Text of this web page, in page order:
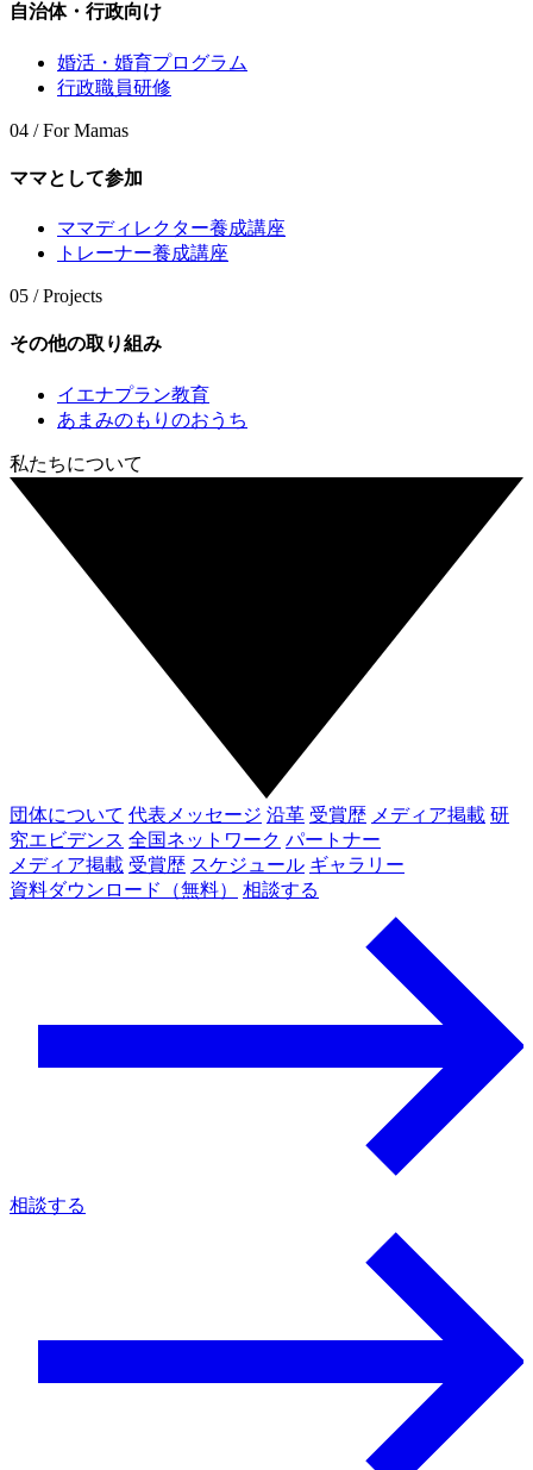
自治体・行政向け
婚活・婚育プログラム
行政職員研修
04 / For Mamas
ママとして参加
ママディレクター養成講座
トレーナー養成講座
05 / Projects
その他の取り組み
イエナプラン教育
あまみのもりのおうち
私たちについて
団体について 代表メッセージ 沿革 受賞歴 メディア掲載 研
究エビデンス 全国ネットワーク パートナー
メディア掲載 受賞歴 スケジュール ギャラリー
資料ダウンロード（無料）
相談する
相談する